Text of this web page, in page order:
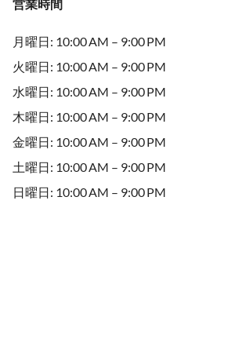
営業時間
月曜日: 10:00 AM – 9:00 PM
火曜日: 10:00 AM – 9:00 PM
水曜日: 10:00 AM – 9:00 PM
木曜日: 10:00 AM – 9:00 PM
金曜日: 10:00 AM – 9:00 PM
土曜日: 10:00 AM – 9:00 PM
日曜日: 10:00 AM – 9:00 PM